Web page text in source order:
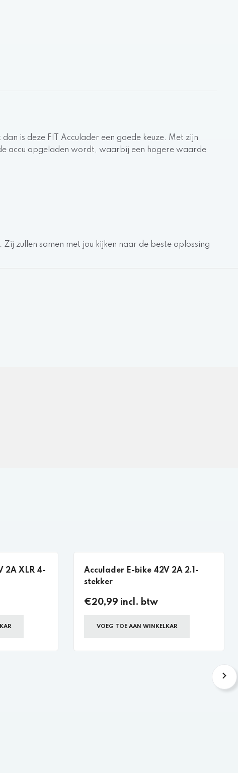
is deze FIT Acculader een goede keuze. Met zijn
accu opgeladen wordt, waarbij een hogere waarde
zullen samen met jou kijken naar de beste oplossing
2A XLR 4-
Acculader E-bike 42V 2A 2.1-
stekker
€20,99 incl. btw
VOEG TOE AAN WINKELKAR